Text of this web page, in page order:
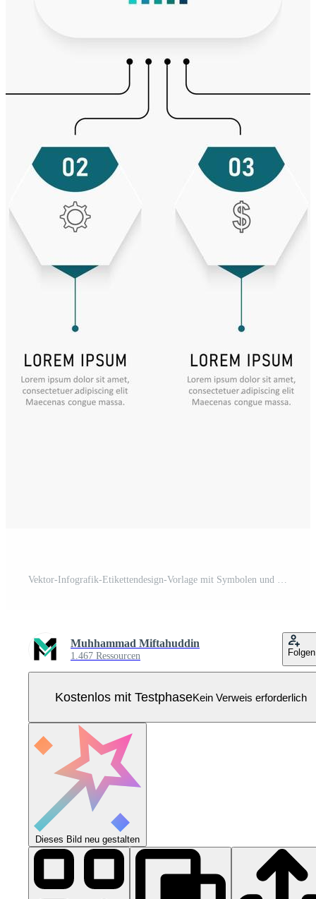
Vektor-Infografik-Etikettendesign-Vorlage mit Symbolen und 4 Optionen oder Schritten. kann für Prozessdiagramme, Präsentationen, Workflow-Layouts, Banner, Flussdiagramme und Infografiken verwendet werden. Pro Vektor
Muhhammad Miftahuddin
1.467 Ressourcen Folgen
Kostenlos mit TestphaseKein Verweis erforderlich
Dieses Bild neu gestalten